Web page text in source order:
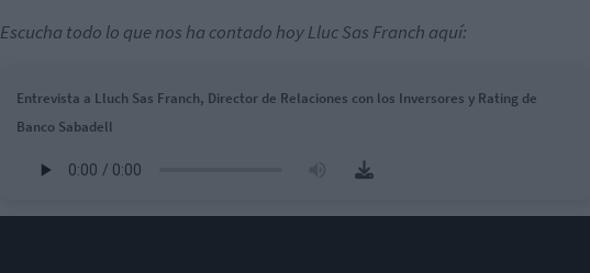
Escucha todo lo que nos ha contado hoy Lluc Sas Franch aquí:
Entrevista a Lluch Sas Franch, Director de Relaciones con los Inversores y Rating de
Banco Sabadell